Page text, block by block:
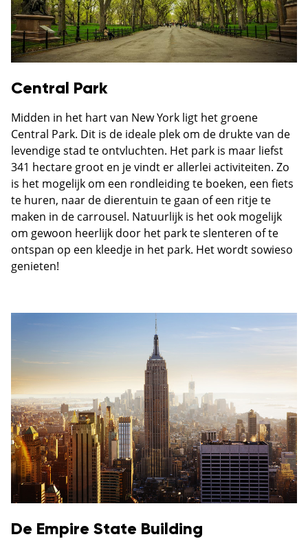
Central Park
Midden in het hart van New York ligt het groene
Central Park. Dit is de ideale plek om de drukte van de
levendige stad te ontvluchten. Het park is maar liefst
341 hectare groot en je vindt er allerlei activiteiten. Zo
is het mogelijk om een rondleiding te boeken, een fiets
te huren, naar de dierentuin te gaan of een ritje te
maken in de carrousel. Natuurlijk is het ook mogelijk
om gewoon heerlijk door het park te slenteren of te
ontspan op een kleedje in het park. Het wordt sowieso
genieten!
De Empire State Building